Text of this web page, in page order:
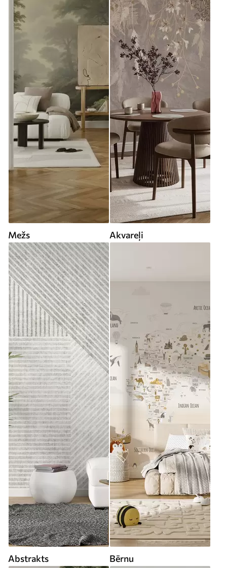
Mežs Akvareļi
Abstrakts Bērnu